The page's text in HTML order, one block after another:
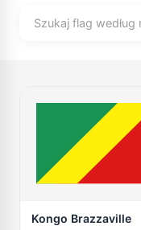
Kongo Brazzaville